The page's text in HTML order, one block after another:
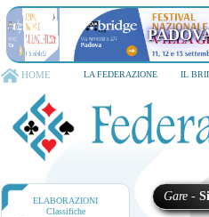
HOME LA FEDERAZIONE IL
ELABORAZIONI
Classifiche
Gare -